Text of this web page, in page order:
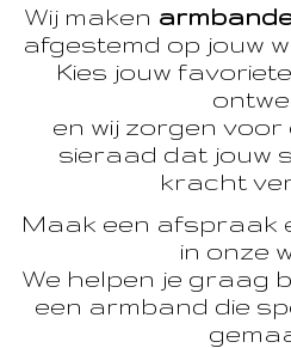
Wij maken
afgestemd op jouw
Kies jouw
en wij zorgen
sieraad dat jouw
kracht
Maak een afspraak
in onze
We helpen je graag
een armband die